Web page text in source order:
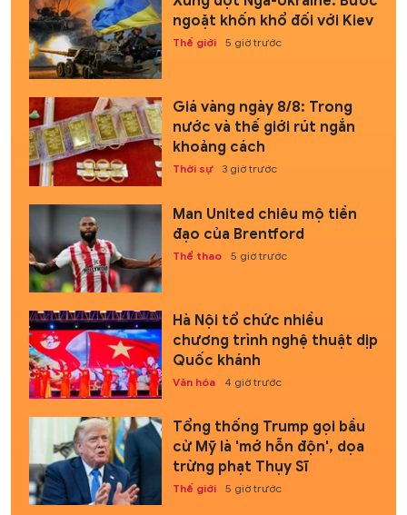
ngoặt khốn khổ đối với Kiev
Thế giới 5 giờ trước
Giá vàng ngày 8/8: Trong
nước và thế giới rút ngắn
khoảng cách
Thời sự 3 giờ trước
Man United chiêu mộ tiền
đạo của Brentford
Thể thao 5 giờ trước
Hà Nội tổ chức nhiều
chương trình nghệ thuật dịp
Quốc khánh
Văn hóa 4 giờ trước
Tổng thống Trump gọi bầu
cử Mỹ là 'mớ hỗn độn', dọa
trừng phạt Thụy Sĩ
Thế giới 5 giờ trước